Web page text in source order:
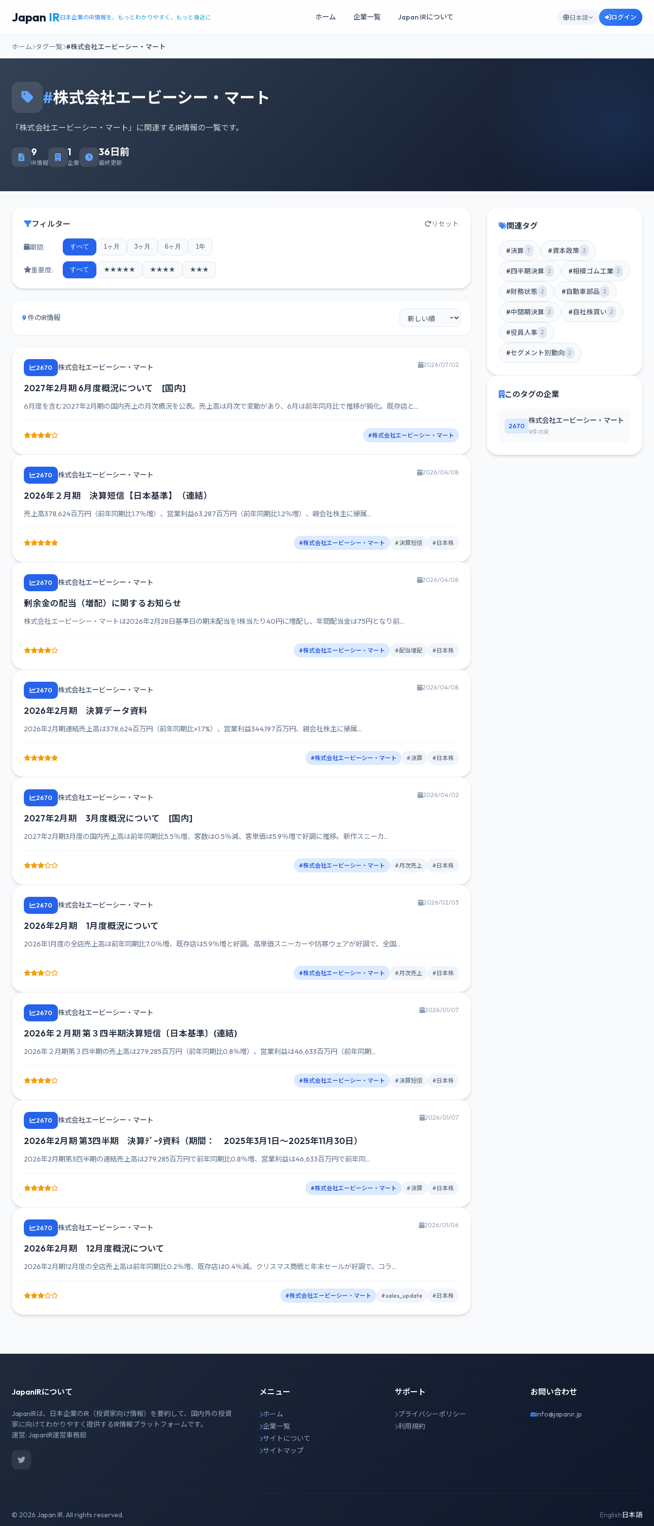
Japan IR日本企業のIR情報を、もっとわかりやすく、もっと身近に ホーム 企業一覧 Japan IRについて 日本語 ログイン
ホーム タグ一覧 #株式会社エービーシー・マート
#株式会社エービーシー・マート
「株式会社エービーシー・マート」に関連するIR情報の一覧です。
9
IR情報
1
企業
36日前
最終更新
フィルター リセット
期間: すべて 1ヶ月 3ヶ月 6ヶ月 1年
重要度: すべて ★★★★★ ★★★★ ★★★
9件のIR情報
2670 株式会社エービーシー・マート 2026/07/02
2027年2月期 6月度概況について [国内]
6月度を含む2027年2月期の国内売上の月次概況を公表。売上高は月次で変動があり、6月は前年同月比で推移が鈍化。既存店と...
#株式会社エービーシー・マート
2670 株式会社エービーシー・マート 2026/04/08
2026年２月期 決算短信【日本基準】（連結）
売上高378,624百万円（前年同期比1.7％増）、営業利益63,287百万円（前年同期比1.2％増）、親会社株主に帰属...
#株式会社エービーシー・マート #決算短信 #日本株
2670 株式会社エービーシー・マート 2026/04/08
剰余金の配当（増配）に関するお知らせ
株式会社エービーシー・マートは2026年2月28日基準日の期末配当を1株当たり40円に増配し、年間配当金は75円となり前...
#株式会社エービーシー・マート #配当増配 #日本株
2670 株式会社エービーシー・マート 2026/04/08
2026年2月期 決算データ資料
2026年2月期連結売上高は378,624百万円（前年同期比+1.7%）、営業利益344,197百万円、親会社株主に帰属...
#株式会社エービーシー・マート #決算 #日本株
2670 株式会社エービーシー・マート 2026/04/02
2027年2月期 3月度概況について [国内]
2027年2月期3月度の国内売上高は前年同期比5.5％増、客数は0.5％減、客単価は5.9％増で好調に推移。新作スニーカ...
#株式会社エービーシー・マート #月次売上 #日本株
2670 株式会社エービーシー・マート 2026/02/03
2026年2月期 1月度概況について
2026年1月度の全店売上高は前年同期比7.0％増、既存店は5.9％増と好調。高単価スニーカーや防寒ウェアが好調で、全国...
#株式会社エービーシー・マート #月次売上 #日本株
2670 株式会社エービーシー・マート 2026/01/07
2026年２月期 第３四半期決算短信〔日本基準〕(連結)
2026年２月期第３四半期の売上高は279,285百万円（前年同期比0.8％増）、営業利益は46,633百万円（前年同期...
#株式会社エービーシー・マート #決算短信 #日本株
2670 株式会社エービーシー・マート 2026/01/07
2026年2月期 第3四半期 決算ﾃﾞｰﾀ資料（期間： 2025年3月1日～2025年11月30日）
2026年2月期第3四半期の連結売上高は279,285百万円で前年同期比0.8％増、営業利益は46,633百万円で前年同...
#株式会社エービーシー・マート #決算 #日本株
2670 株式会社エービーシー・マート 2026/01/06
2026年2月期 12月度概況について
2026年2月期12月度の全店売上高は前年同期比0.2％増、既存店は0.4％減。クリスマス商戦と年末セールが好調で、コラ...
#株式会社エービーシー・マート #sales_update #日本株
関連タグ
#決算 7 #資本政策 2
#四半期決算 2 #相模ゴム工業 2
#財務状態 2 #自動車部品 2
#中間期決算 2 #自社株買い 2
#役員人事 2
#セグメント別動向 2
このタグの企業
2670
株式会社エービーシー・マート
9件のIR
JapanIRについて
JapanIRは、日本企業のIR（投資家向け情報）を要約して、国内外の投資
家に向けてわかりやすく提供するIR情報プラットフォームです。
運営: JapanIR運営事務局
メニュー
ホーム
企業一覧
サイトについて
サイトマップ
サポート
プライバシーポリシー
利用規約
お問い合わせ
info@japanir.jp
© 2026 Japan IR. All rights reserved. English日本語